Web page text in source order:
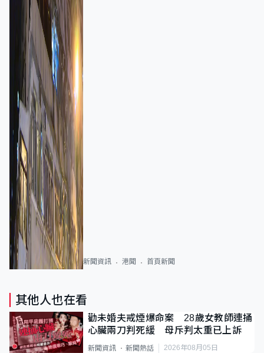
新聞資訊 港聞 首頁新聞
其他人也在看
勸未婚夫戒煙爆命案 28歲女教師連捅
心臟兩刀判死緩 母斥判太重已上訴
新聞資訊 新聞熱話 2026年08月05日